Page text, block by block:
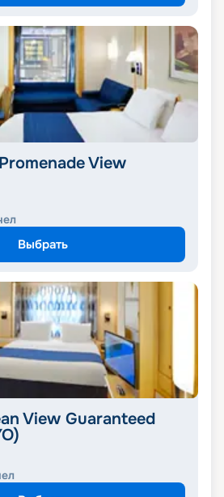
View
Выбрать
View Guaranteed